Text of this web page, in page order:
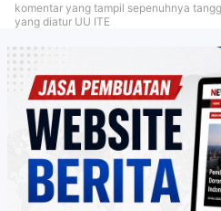
komentar yang tampil sepenuhnya
yang diatur UU ITE